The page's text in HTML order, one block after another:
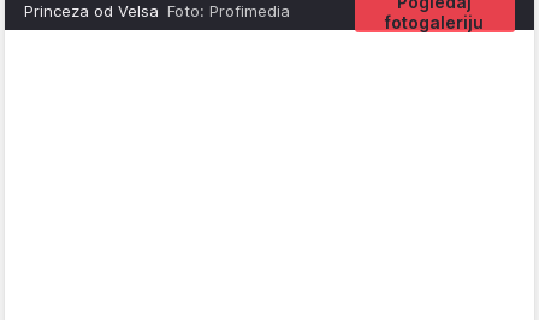
fotogaleriju
Princeza od Velsa Foto: Profimedia